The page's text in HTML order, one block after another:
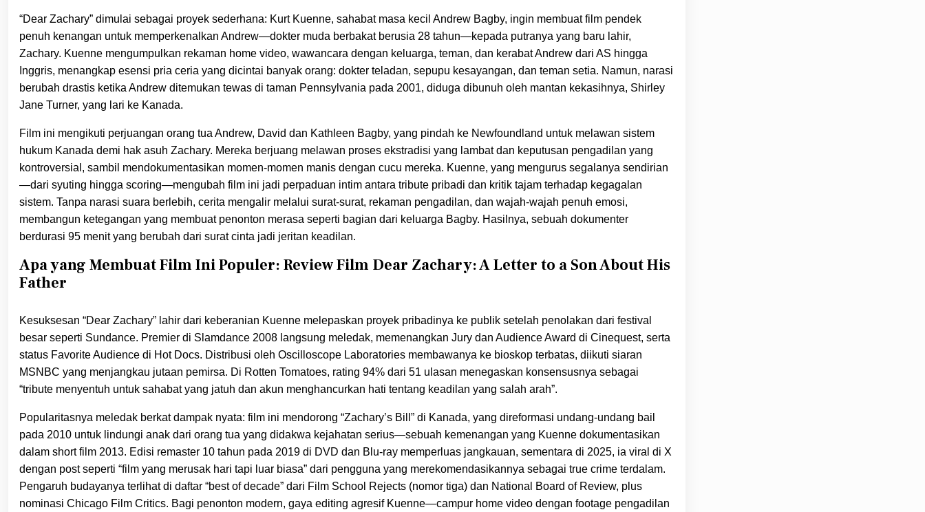
“Dear Zachary” dimulai sebagai proyek sederhana: Kurt Kuenne, sahabat masa kecil Andrew Bagby, ingin membuat film pendek
penuh kenangan untuk memperkenalkan Andrew—dokter muda berbakat berusia 28 tahun—kepada putranya yang baru lahir,
Zachary. Kuenne mengumpulkan rekaman home video, wawancara dengan keluarga, teman, dan kerabat Andrew dari AS hingga
Inggris, menangkap esensi pria ceria yang dicintai banyak orang: dokter teladan, sepupu kesayangan, dan teman setia. Namun, narasi
berubah drastis ketika Andrew ditemukan tewas di taman Pennsylvania pada 2001, diduga dibunuh oleh mantan kekasihnya, Shirley
Jane Turner, yang lari ke Kanada.
Film ini mengikuti perjuangan orang tua Andrew, David dan Kathleen Bagby, yang pindah ke Newfoundland untuk melawan sistem
hukum Kanada demi hak asuh Zachary. Mereka berjuang melawan proses ekstradisi yang lambat dan keputusan pengadilan yang
kontroversial, sambil mendokumentasikan momen-momen manis dengan cucu mereka. Kuenne, yang mengurus segalanya sendirian
—dari syuting hingga scoring—mengubah film ini jadi perpaduan intim antara tribute pribadi dan kritik tajam terhadap kegagalan
sistem. Tanpa narasi suara berlebih, cerita mengalir melalui surat-surat, rekaman pengadilan, dan wajah-wajah penuh emosi,
membangun ketegangan yang membuat penonton merasa seperti bagian dari keluarga Bagby. Hasilnya, sebuah dokumenter
berdurasi 95 menit yang berubah dari surat cinta jadi jeritan keadilan.
Apa yang Membuat Film Ini Populer: Review Film Dear Zachary: A Letter to a Son About His
Father
Kesuksesan “Dear Zachary” lahir dari keberanian Kuenne melepaskan proyek pribadinya ke publik setelah penolakan dari festival
besar seperti Sundance. Premier di Slamdance 2008 langsung meledak, memenangkan Jury dan Audience Award di Cinequest, serta
status Favorite Audience di Hot Docs. Distribusi oleh Oscilloscope Laboratories membawanya ke bioskop terbatas, diikuti siaran
MSNBC yang menjangkau jutaan pemirsa. Di Rotten Tomatoes, rating 94% dari 51 ulasan menegaskan konsensusnya sebagai
“tribute menyentuh untuk sahabat yang jatuh dan akun menghancurkan hati tentang keadilan yang salah arah”.
Popularitasnya meledak berkat dampak nyata: film ini mendorong “Zachary’s Bill” di Kanada, yang direformasi undang-undang bail
pada 2010 untuk lindungi anak dari orang tua yang didakwa kejahatan serius—sebuah kemenangan yang Kuenne dokumentasikan
dalam short film 2013. Edisi remaster 10 tahun pada 2019 di DVD dan Blu-ray memperluas jangkauan, sementara di 2025, ia viral di X
dengan post seperti “film yang merusak hari tapi luar biasa” dari pengguna yang merekomendasikannya sebagai true crime terdalam.
Pengaruh budayanya terlihat di daftar “best of decade” dari Film School Rejects (nomor tiga) dan National Board of Review, plus
nominasi Chicago Film Critics. Bagi penonton modern, gaya editing agresif Kuenne—campur home video dengan footage pengadilan